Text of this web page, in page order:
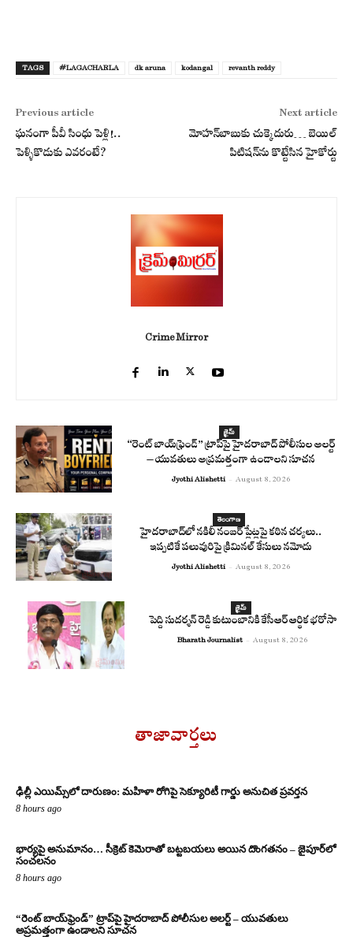
TAGS #LAGACHARLA dk aruna kodangal revanth reddy
Previous article
ఘనంగా పీవీ సింధు పెళ్లి!..
పెళ్ళికొడుకు ఎవరంటే?
Next article
మోహన్‌బాబుకు చుక్కెదురు… బెయిల్
పిటిషన్‌ను కొట్టేసిన హైకోర్టు
Crime Mirror
క్రైమ్
“రెంట్ బాయ్‌ఫ్రెండ్” ట్రాప్‌పై హైదరాబాద్ పోలీసుల అలర్ట్
– యువతులు అప్రమత్తంగా ఉండాలని సూచన
Jyothi Alishetti - August 8, 2026
తెలంగాణ
హైదరాబాద్‌లో నకిలీ నంబర్ ప్లేట్లపై కఠిన చర్యలు..
ఇప్పటికే పలువురిపై క్రిమినల్ కేసులు నమోదు
Jyothi Alishetti - August 8, 2026
క్రైమ్
పెద్ది సుదర్శన్ రెడ్డి కుటుంబానికి కేసీఆర్ ఆర్థిక భరోసా
Bharath Journalist - August 8, 2026
తాజావార్తలు
ఢిల్లీ ఎయిమ్స్‌లో దారుణం: మహిళా రోగిపై సెక్యూరిటీ గార్డు అనుచిత ప్రవర్తన
8 hours ago
భార్యపై అనుమానం… సీక్రెట్ కెమెరాతో బట్టబయలు అయిన దొంగతనం – జైపూర్‌లో
సంచలనం
8 hours ago
“రెంట్ బాయ్‌ఫ్రెండ్” ట్రాప్‌పై హైదరాబాద్ పోలీసుల అలర్ట్ – యువతులు
అప్రమత్తంగా ఉండాలని సూచన